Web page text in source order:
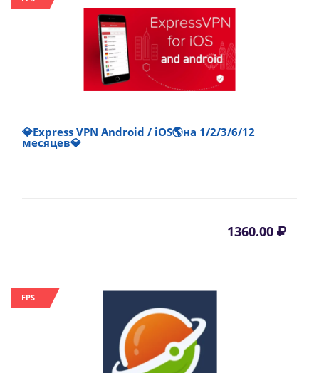
💎Express VPN Android / iOS🌎на 1/2/3/6/12
месяцев💎
1360.00
FPS